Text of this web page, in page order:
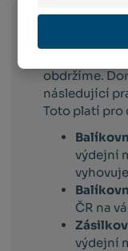
obdržíme.
následující
Toto platí pro
výdejní
vyhovuje
ČR na
výdejní